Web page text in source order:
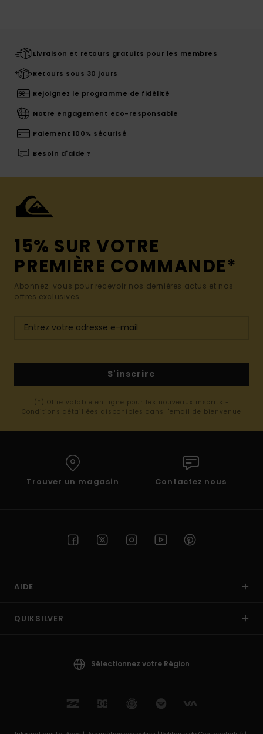
Livraison et retours gratuits pour les membres
Retours sous 30 jours
Rejoignez le programme de fidélité
Notre engagement eco-responsable
Paiement 100% sécurisé
Besoin d'aide ?
15% SUR VOTRE
PREMIÈRE COMMANDE*
Abonnez-vous pour recevoir nos dernières actus et nos
offres exclusives.
S'inscrire
(*) Offre valable en ligne pour les nouveaux inscrits -
Conditions détaillées disponibles dans l'email de bienvenue
Trouver un magasin Contactez nous
AIDE
QUIKSILVER
Sélectionnez votre Région